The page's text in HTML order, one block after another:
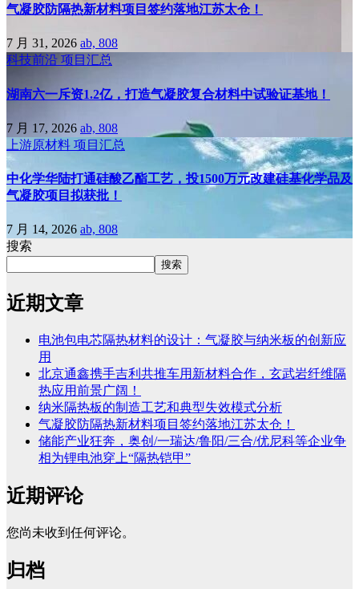
气凝胶防隔热新材料项目签约落地江苏太仓！
7 月 31, 2026 ab, 808
科技前沿 项目汇总
湖南六一斥资1.2亿，打造气凝胶复合材料中试验证基地！
7 月 17, 2026 ab, 808
上游原材料 项目汇总
中化学华陆打通硅酸乙酯工艺，投1500万元改建硅基化学品及
气凝胶项目拟获批！
7 月 14, 2026 ab, 808
搜索
搜索
近期文章
电池包电芯隔热材料的设计：气凝胶与纳米板的创新应
用
北京通鑫携手吉利共推车用新材料合作，玄武岩纤维隔
热应用前景广阔！
纳米隔热板的制造工艺和典型失效模式分析
气凝胶防隔热新材料项目签约落地江苏太仓！
储能产业狂奔，奥创/一瑞达/鲁阳/三合/优尼科等企业争
相为锂电池穿上“隔热铠甲”
近期评论
您尚未收到任何评论。
归档